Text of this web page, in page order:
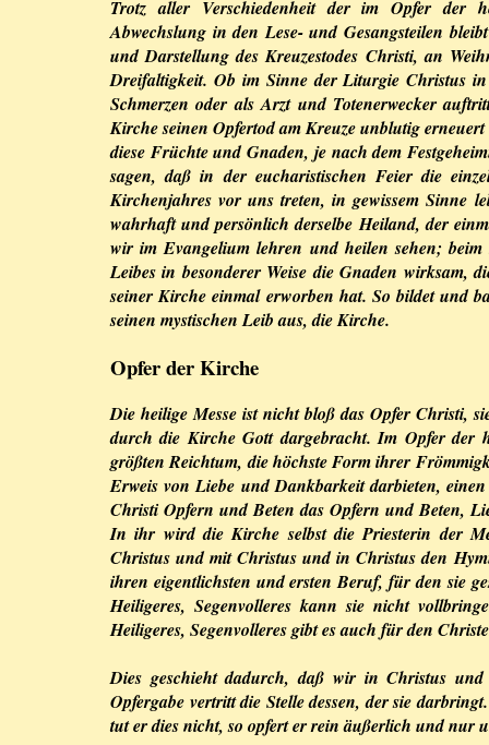
Trotz aller Verschiedenheit der im Opfer der
Abwechslung in den Lese- und Gesangsteilen
und Darstellung des Kreuzestodes Christi, an
Dreifaltigkeit. Ob im Sinne der Liturgie Christus
Schmerzen oder als Arzt und Totenerwecker
Kirche seinen Opfertod am Kreuze unblutig
diese Früchte und Gnaden, je nach dem
sagen, daß in der eucharistischen Feier die
Kirchenjahres vor uns treten, in gewissem Sinne
wahrhaft und persönlich derselbe Heiland, der
wir im Evangelium lehren und heilen sehen;
Leibes in besonderer Weise die Gnaden wirksam,
seiner Kirche einmal erworben hat. So bildet und
seinen mystischen Leib aus, die Kirche.
Opfer der Kirche
Die heilige Messe ist nicht bloß das Opfer Christi,
durch die Kirche Gott dargebracht. Im Opfer der
größten Reichtum, die höchste Form ihrer
Erweis von Liebe und Dankbarkeit darbieten,
Christi Opfern und Beten das Opfern und Beten,
In ihr wird die Kirche selbst die Priesterin der
Christus und mit Christus und in Christus den
ihren eigentlichsten und ersten Beruf, für den sie
Heiligeres, Segenvolleres kann sie nicht
Heiligeres, Segenvolleres gibt es auch für den
Dies geschieht dadurch, daß wir in Christus
Opfergabe vertritt die Stelle dessen, der sie
tut er dies nicht, so opfert er rein äußerlich und nur